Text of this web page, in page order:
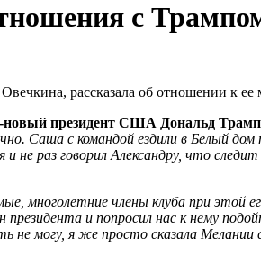
с
рассказала об отношении к
новый президент США Дональд
Саша с командой ездили в Белый дом
раз говорил Александру, что
многолетние члены клуба при этой
и попросил нас к нему
могу, я же просто сказала